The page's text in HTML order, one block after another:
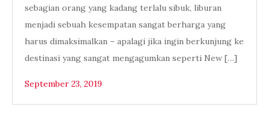
sebagian orang yang kadang terlalu sibuk, liburan
menjadi sebuah kesempatan sangat berharga yang
harus dimaksimalkan – apalagi jika ingin berkunjung ke
destinasi yang sangat mengagumkan seperti New […]
September 23, 2019